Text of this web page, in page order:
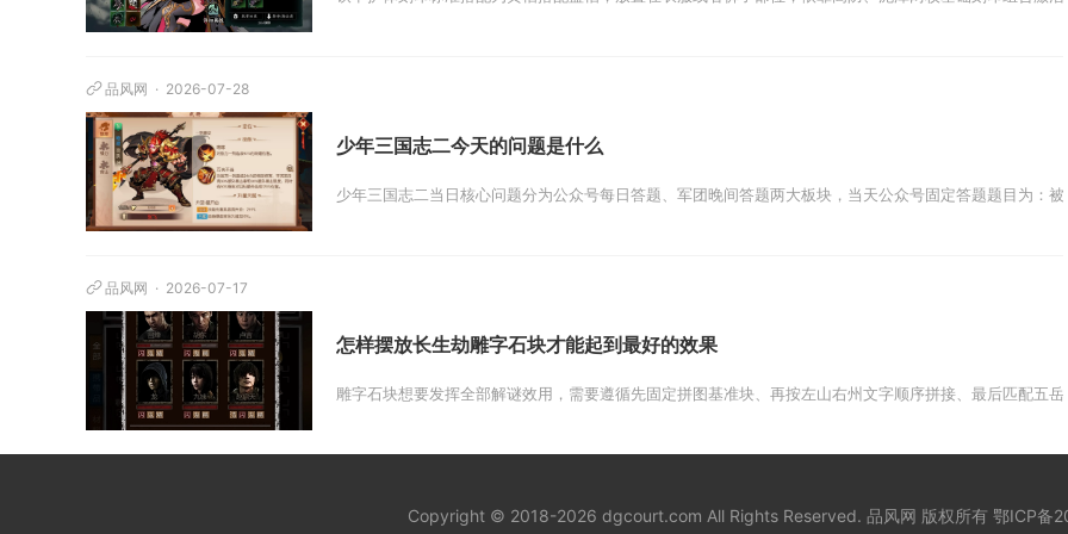
品风网 2026-07-28
少年三国志二今天的问题是什么
少年三国志二当日核心问题分为公众号每日答题、军团晚间答题两大板块，当天公众号固定答题题目为：被
品风网 2026-07-17
怎样摆放长生劫雕字石块才能起到最好的效果
雕字石块想要发挥全部解谜效用，需要遵循先固定拼图基准块、再按左山右州文字顺序拼接、最后匹配五岳
Copyright © 2018-2026 dgcourt.com All Rights Reserved. 品风网 版权所有 鄂ICP备